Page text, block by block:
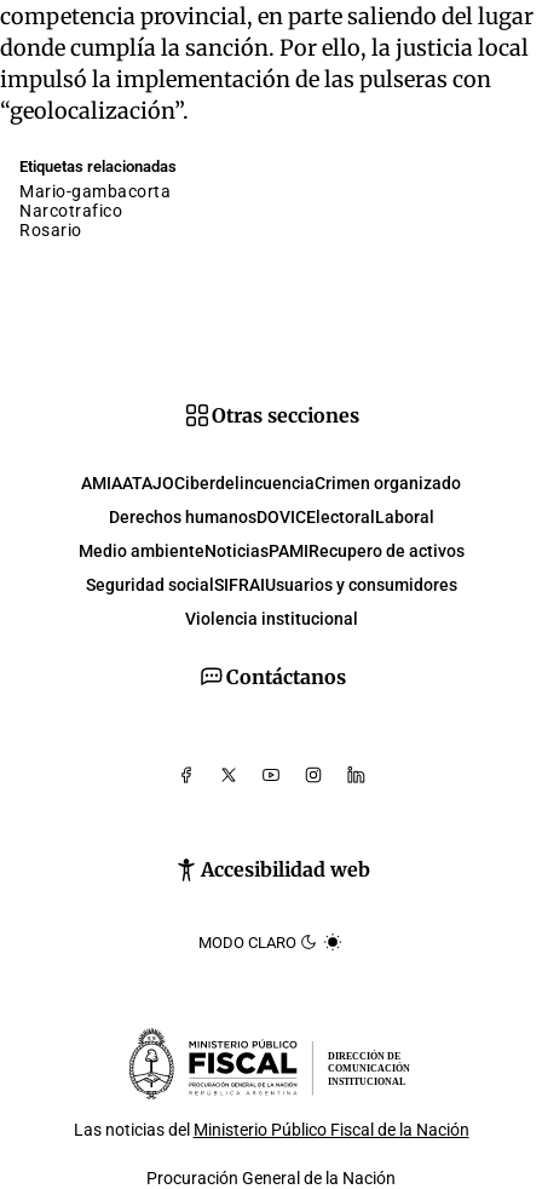
competencia provincial, en parte saliendo del lugar
donde cumplía la sanción. Por ello, la justicia local
impulsó la implementación de las pulseras con
“geolocalización”.
Etiquetas relacionadas
mario-gambacorta
narcotrafico
rosario
Contáctanos
Accesibilidad web
MODO CLARO
Otras secciones
AMIAATAJOCiberdelincuenciaCrimen organizado
Derechos humanosDOVICElectoral Laboral
Medio ambienteNoticiasPAMIRecupero de activos
Seguridad social SIFRAIUsuarios y consumidores
Violencia institucional
DIRECCIÓN DE
COMUNICACIÓN
INSTITUCIONAL
Las noticias del Ministerio Público Fiscal de la Nación
Procuración General de la Nación